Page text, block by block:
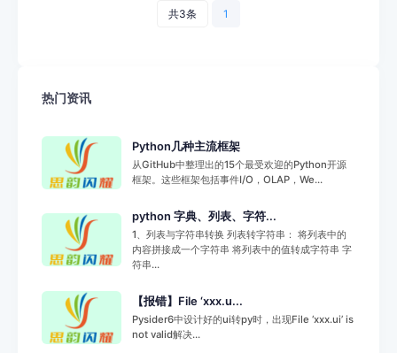
共3条 1
热门资讯
Python几种主流框架
从GitHub中整理出的15个最受欢迎的Python开源
框架。这些框架包括事件I/O，OLAP，We...
python 字典、列表、字符...
1、列表与字符串转换 列表转字符串： 将列表中的
内容拼接成一个字符串 将列表中的值转成字符串 字
符串...
【报错】File ‘xxx.u...
Pysider6中设计好的ui转py时，出现File ‘xxx.ui’ is
not valid解决...